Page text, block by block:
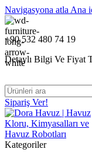
Navigasyona atla Ana
+90 532 480 74 19
Detaylı Bilgi Ve Fiyat
Sipariş Ver!
Kategoriler